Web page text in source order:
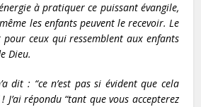
à pratiquer ce puissant évangile,
les enfants peuvent le recevoir. Le
pour ceux qui ressemblent aux enfants
Dieu.
dit : “ce n’est pas si évident que cela
J’ai répondu “tant que vous accepterez